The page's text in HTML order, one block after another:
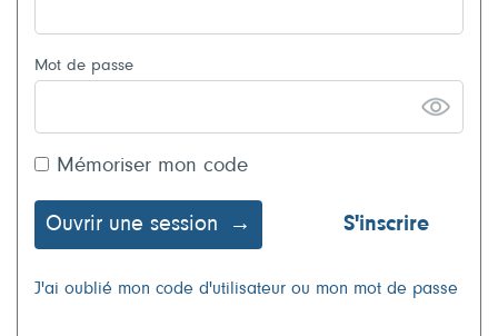
Mot de passe
Mémoriser mon code
Ouvrir une session S'inscrire
J'ai oublié mon code d'utilisateur ou mon mot de passe